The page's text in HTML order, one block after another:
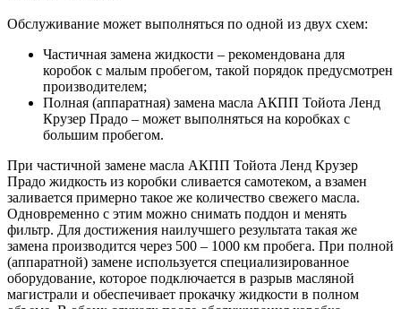
Обслуживание может выполняться по одной из двух схем:
Частичная замена жидкости – рекомендована для
коробок с малым пробегом, такой порядок предусмотрен
производителем;
Полная (аппаратная) замена масла АКПП Тойота Ленд
Крузер Прадо – может выполняться на коробках с
большим пробегом.
При частичной замене масла АКПП Тойота Ленд Крузер
Прадо жидкость из коробки сливается самотеком, а взамен
заливается примерно такое же количество свежего масла.
Одновременно с этим можно снимать поддон и менять
фильтр. Для достижения наилучшего результата такая же
замена производится через 500 – 1000 км пробега. При полной
(аппаратной) замене используется специализированное
оборудование, которое подключается в разрыв масляной
магистрали и обеспечивает прокачку жидкости в полном